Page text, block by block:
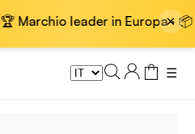
leader in Europa · 📦 ×
☰